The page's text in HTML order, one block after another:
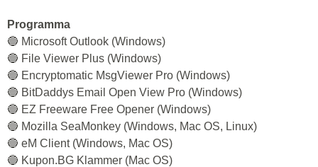
Programma
🔵 Microsoft Outlook (Windows)
🔵 File Viewer Plus (Windows)
🔵 Encryptomatic MsgViewer Pro (Windows)
🔵 BitDaddys Email Open View Pro (Windows)
🔵 EZ Freeware Free Opener (Windows)
🔵 Mozilla SeaMonkey (Windows, Mac OS, Linux)
🔵 eM Client (Windows, Mac OS)
🔵 Kupon.BG Klammer (Mac OS)